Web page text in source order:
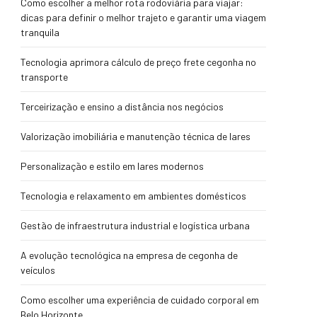
Como escolher a melhor rota rodoviária para viajar:
dicas para definir o melhor trajeto e garantir uma viagem
tranquila
Tecnologia aprimora cálculo de preço frete cegonha no
transporte
Terceirização e ensino a distância nos negócios
Valorização imobiliária e manutenção técnica de lares
Personalização e estilo em lares modernos
Tecnologia e relaxamento em ambientes domésticos
Gestão de infraestrutura industrial e logística urbana
A evolução tecnológica na empresa de cegonha de
veículos
Como escolher uma experiência de cuidado corporal em
Belo Horizonte